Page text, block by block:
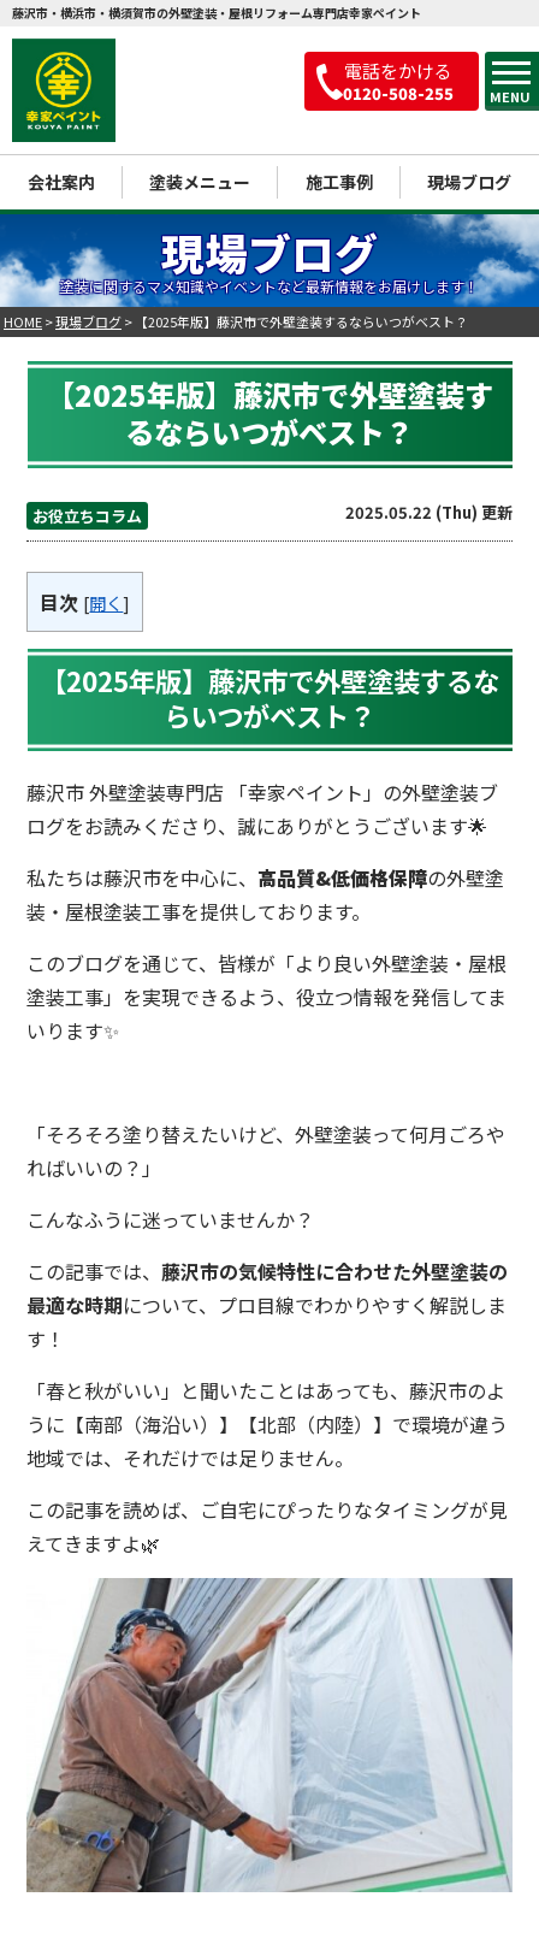
電話をかける
0120-508-255 MENU
藤沢市・横浜市・横須賀市の外壁塗装・屋根リフォーム専門店幸家ペイント
会社案内 塗装メニュー 施工事例 現場ブログ
現場ブログ
塗装に関するマメ知識やイベントなど最新情報をお届けします！
HOME>現場ブログ> 【2025年版】藤沢市で外壁塗装するならいつがベスト？
【2025年版】藤沢市で外壁塗装す
るならいつがベスト？
お役立ちコラム 2025.05.22 (Thu) 更新
目次 [開く]
【2025年版】藤沢市で外壁塗装するな
らいつがベスト？
藤沢市 外壁塗装専門店 「幸家ペイント」の外壁塗装ブ
ログをお読みくださり、誠にありがとうございます🌟
私たちは藤沢市を中心に、 高品質&低価格保障の外壁塗
装・屋根塗装工事を提供しております。
このブログを通じて、皆様が「より良い外壁塗装・屋根
塗装工事」を実現できるよう、役立つ情報を発信してま
いります✨
「そろそろ塗り替えたいけど、外壁塗装って何月ごろや
ればいいの？」
こんなふうに迷っていませんか？
この記事では、藤沢市の気候特性に合わせた外壁塗装の
最適な時期について、プロ目線でわかりやすく解説しま
す！
「春と秋がいい」と聞いたことはあっても、藤沢市のよ
うに【南部（海沿い）】【北部（内陸）】で環境が違う
地域では、それだけでは足りません。
この記事を読めば、ご自宅にぴったりなタイミングが見
えてきますよ🌿